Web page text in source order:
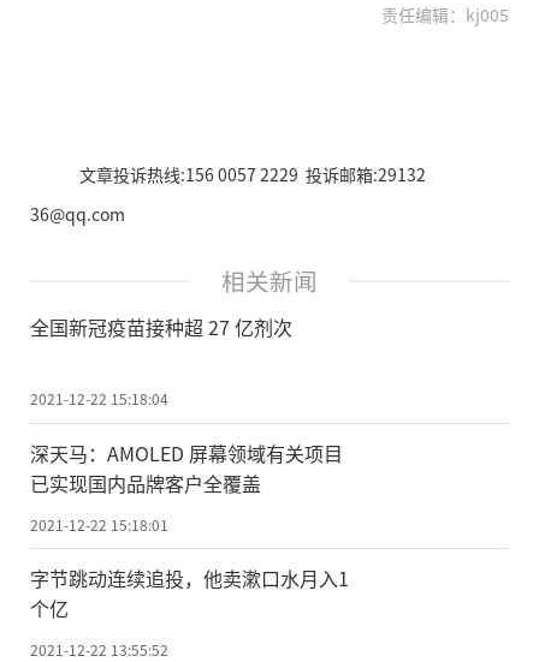
责任编辑：kj005
文章投诉热线:156 0057 2229 投诉邮箱:29132
36@qq.com
相关新闻
全国新冠疫苗接种超 27 亿剂次
2021-12-22 15:18:04
深天马：AMOLED 屏幕领域有关项目
已实现国内品牌客户全覆盖
2021-12-22 15:18:01
字节跳动连续追投，他卖漱口水月入1
个亿
2021-12-22 13:55:52